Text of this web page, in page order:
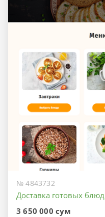
№ 4843732
Доставка готовых блюд
3 650 000 сум